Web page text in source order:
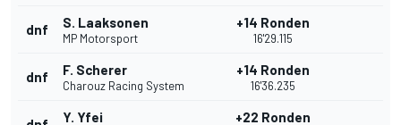
dnf S. Laaksonen
MP Motorsport
+14 Ronden
16'29.115
dnf F. Scherer
Charouz Racing System
+14 Ronden
16'36.235
Y. Yfei +22 Ronden